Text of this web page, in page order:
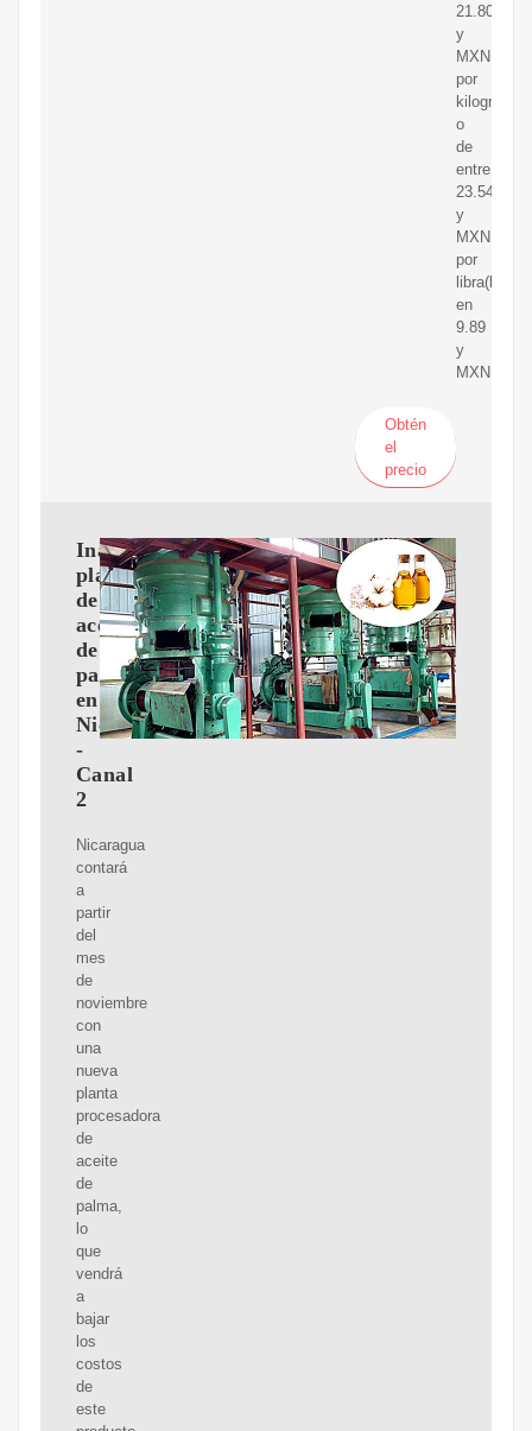
21.80
y
MXN
por
kilogramo
o
de
entre
23.54
y
MXN
por
libra(lb)
en
9.89
y
MXN.
Obtén
el
precio
Inaugurarán
planta
de
aceite
de
palma
en
Nicaragua
-
Canal
2
Nicaragua
contará
a
partir
del
mes
de
noviembre
con
una
nueva
planta
procesadora
de
aceite
de
palma,
lo
que
vendrá
a
bajar
los
costos
de
este